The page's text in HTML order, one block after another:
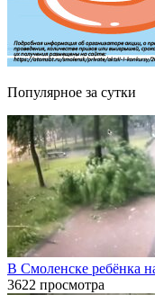
Популярное за сутки
В Смоленске ребёнка
3622 просмотра